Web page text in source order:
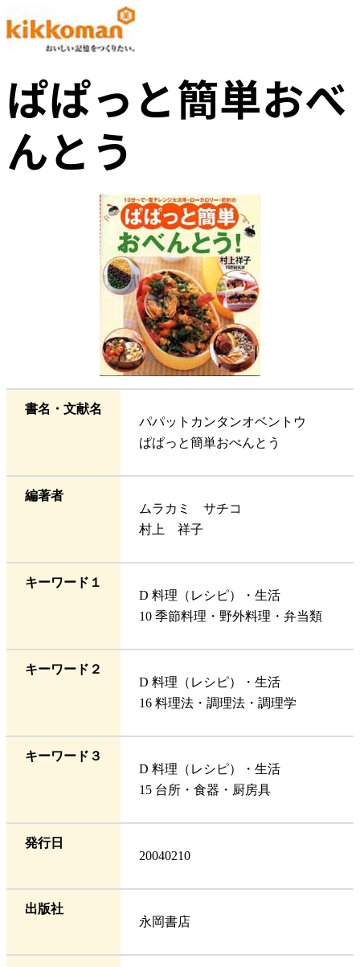
ぱぱっと簡単おべ
んとう
書名・文献名
パパットカンタンオベントウ
ぱぱっと簡単おべんとう
編著者
ムラカミ サチコ
村上 祥子
キーワード１
D 料理（レシピ）・生活
10 季節料理・野外料理・弁当類
キーワード２
D 料理（レシピ）・生活
16 料理法・調理法・調理学
キーワード３
D 料理（レシピ）・生活
15 台所・食器・厨房具
発行日
20040210
出版社
永岡書店